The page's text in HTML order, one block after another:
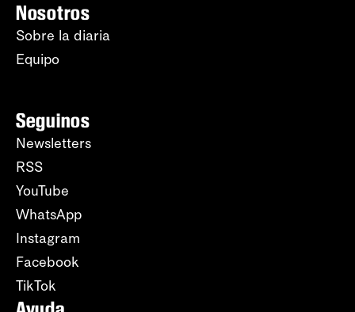
Nosotros
Sobre la diaria
Equipo
Seguinos
Newsletters
RSS
YouTube
WhatsApp
Instagram
Facebook
TikTok